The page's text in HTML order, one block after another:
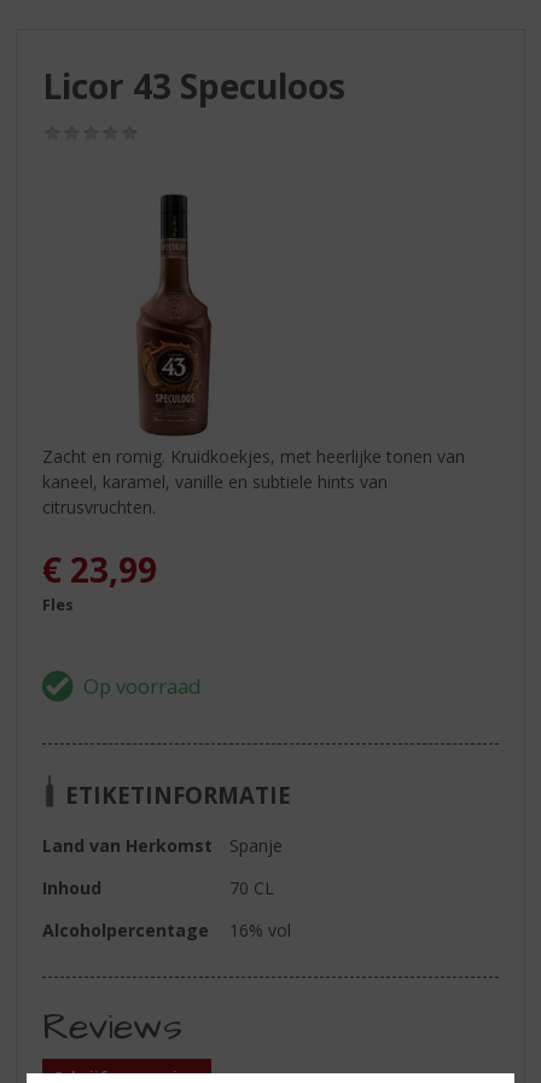
Licor 43 Speculoos
Zacht en romig. Kruidkoekjes, met heerlijke tonen van
kaneel, karamel, vanille en subtiele hints van
citrusvruchten.
€ 23,99
Fles
ETIKETINFORMATIE
Land van Herkomst
Spanje
Inhoud
70 CL
Alcoholpercentage
16% vol
Reviews
Schrijf een review